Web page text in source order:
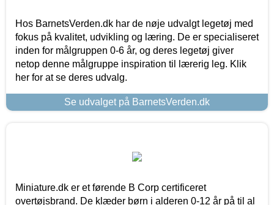
Hos BarnetsVerden.dk har de nøje udvalgt legetøj med
fokus på kvalitet, udvikling og læring. De er specialiseret
inden for målgruppen 0-6 år, og deres legetøj giver
netop denne målgruppe inspiration til lærerig leg. Klik
her for at se deres udvalg.
Se udvalget på BarnetsVerden.dk
Miniature.dk er et førende B Corp certificeret
overtøjsbrand. De klæder børn i alderen 0-12 år på til al